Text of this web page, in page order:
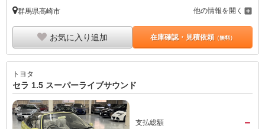
群馬県高崎市 他の情報を開く
お気に入り追加 在庫確認・見積依頼（無料）
トヨタ
セラ 1.5 スーパーライブサウンド
支払総額 －